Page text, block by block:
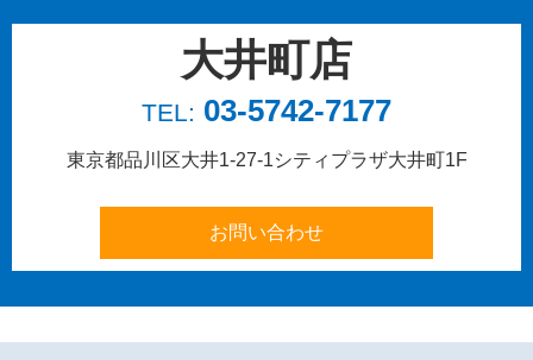
大井町店
TEL: 03-5742-7177
東京都品川区大井1-27-1シティプラザ大井町1F